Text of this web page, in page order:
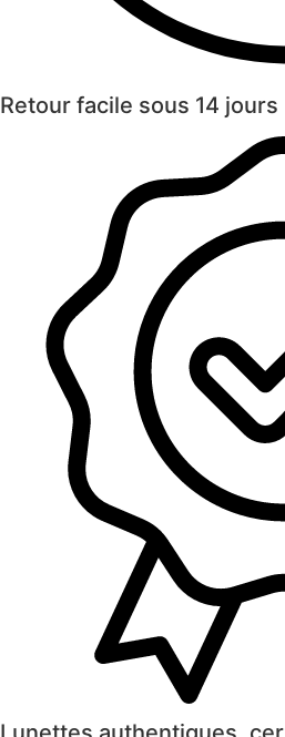
Retour facile sous 14 jours